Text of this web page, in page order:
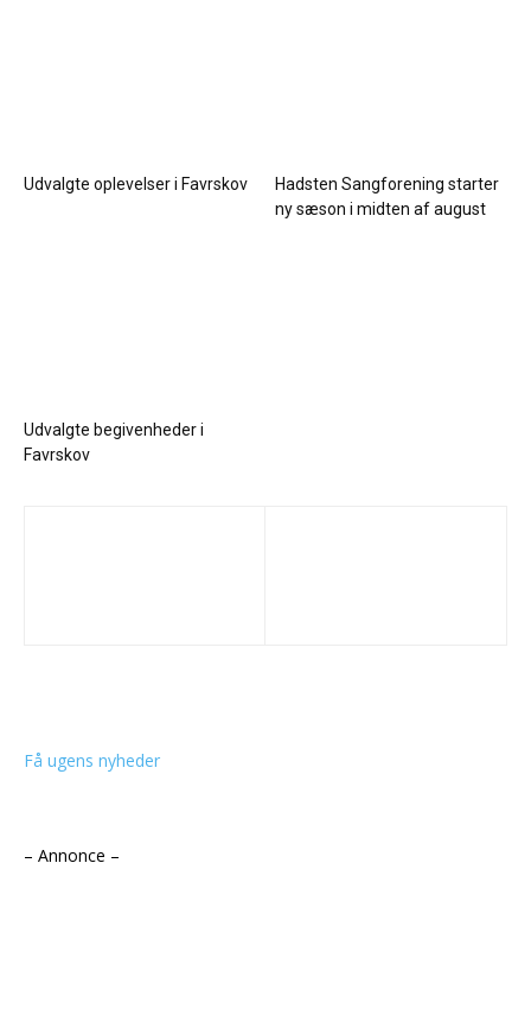
Udvalgte oplevelser i Favrskov
Hadsten Sangforening starter
ny sæson i midten af august
Udvalgte begivenheder i
Favrskov
Få ugens nyheder
– Annonce –